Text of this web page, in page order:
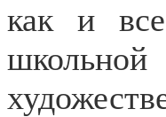
как и
школьной